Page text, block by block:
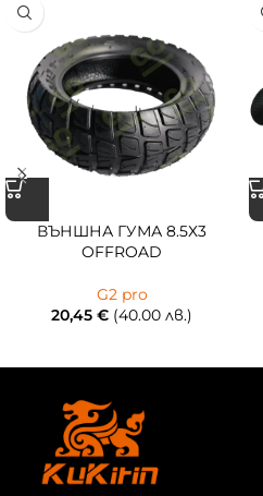
ВЪНШНА ГУМА 8.5Х3
OFFROAD
G2 pro
20,45 € (40.00 лв.)